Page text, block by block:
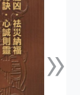
»下一